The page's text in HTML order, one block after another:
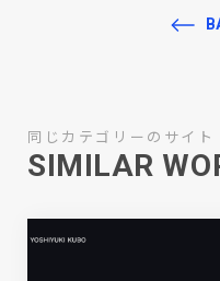
同じカテゴリーのサイト
SIMILAR